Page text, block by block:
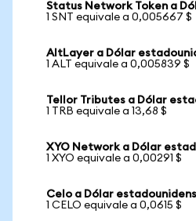
Status Network Token a
1 SNT equivale a 0,005667 $
AltLayer a Dólar
1 ALT equivale a 0,005839 $
Tellor Tributes a Dólar
1 TRB equivale a 13,68 $
XYO Network a Dólar
1 XYO equivale a 0,00291 $
Celo a Dólar
1 CELO equivale a 0,0615 $